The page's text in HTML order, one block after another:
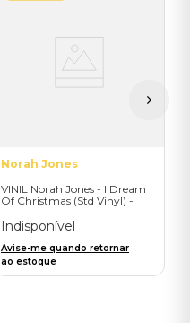
Norah Jones
VINIL Norah Jones - I Dream
Of Christmas (Std Vinyl) -
Indisponível
Avise-me quando retornar
ao estoque